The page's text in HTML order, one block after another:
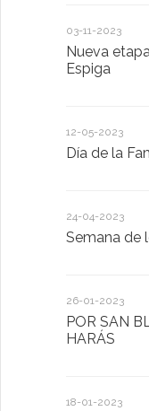
03-11-2023
Nueva
Espiga
12-05-2023
Día de la
24-04-2023
Semana de
26-01-2023
POR SAN
HARÁS
18-01-2023